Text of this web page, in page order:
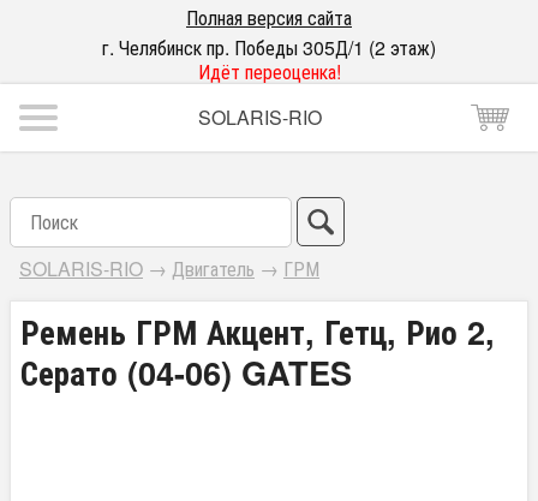
Полная версия сайта
г. Челябинск пр. Победы 305Д/1 (2 этаж)
Идёт переоценка!
SOLARIS-RIO
SOLARIS-RIO → Двигатель → ГРМ
Ремень ГРМ Акцент, Гетц, Рио 2,
Серато (04-06) GATES